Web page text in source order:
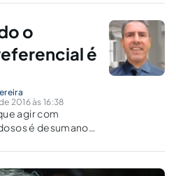
o
é
2016 às 16:38
agir com
é desumano,
quantidade de
na alma!